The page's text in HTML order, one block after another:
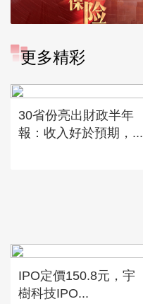
更多精彩
30省份亮出財政半年
報：收入好於預期，...
IPO定價150.8元，宇
樹科技IPO...